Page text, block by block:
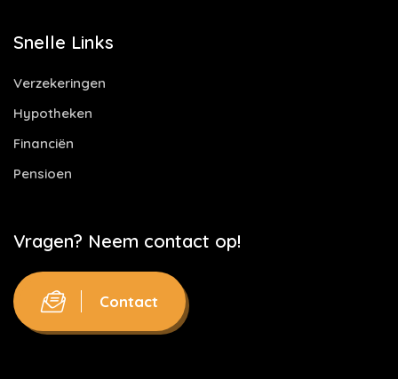
Snelle Links
Verzekeringen
Hypotheken
Financiën
Pensioen
Vragen? Neem contact op!
Contact